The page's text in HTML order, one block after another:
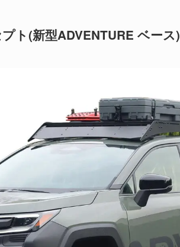
ト(新型ADVENTURE ベース)